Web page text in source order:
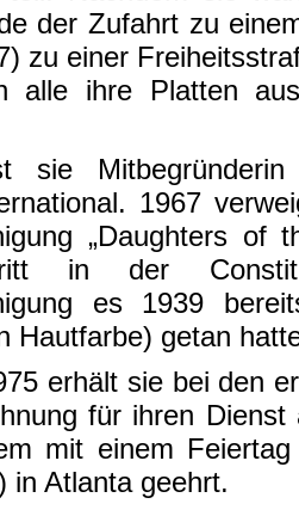
der Zufahrt zu
zu einer
alle ihre Platten
sie
1967
„Daughters of
in der
es 1939
Hautfarbe) getan
erhält sie bei den
für ihren
mit einem
in Atlanta geehrt.